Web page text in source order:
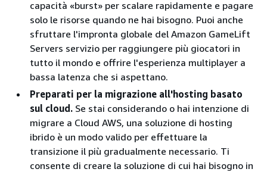
capacità «burst» per scalare rapidamente e pagare
solo le risorse quando ne hai bisogno. Puoi anche
sfruttare l'impronta globale del Amazon GameLift
Servers servizio per raggiungere più giocatori in
tutto il mondo e offrire l'esperienza multiplayer a
bassa latenza che si aspettano.
Preparati per la migrazione all'hosting basato
sul cloud. Se stai considerando o hai intenzione di
migrare a Cloud AWS, una soluzione di hosting
ibrido è un modo valido per effettuare la
transizione il più gradualmente necessario. Ti
consente di creare la soluzione di cui hai bisogno in